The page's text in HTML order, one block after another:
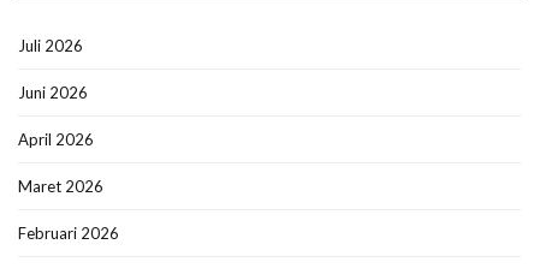
Juli 2026
Juni 2026
April 2026
Maret 2026
Februari 2026